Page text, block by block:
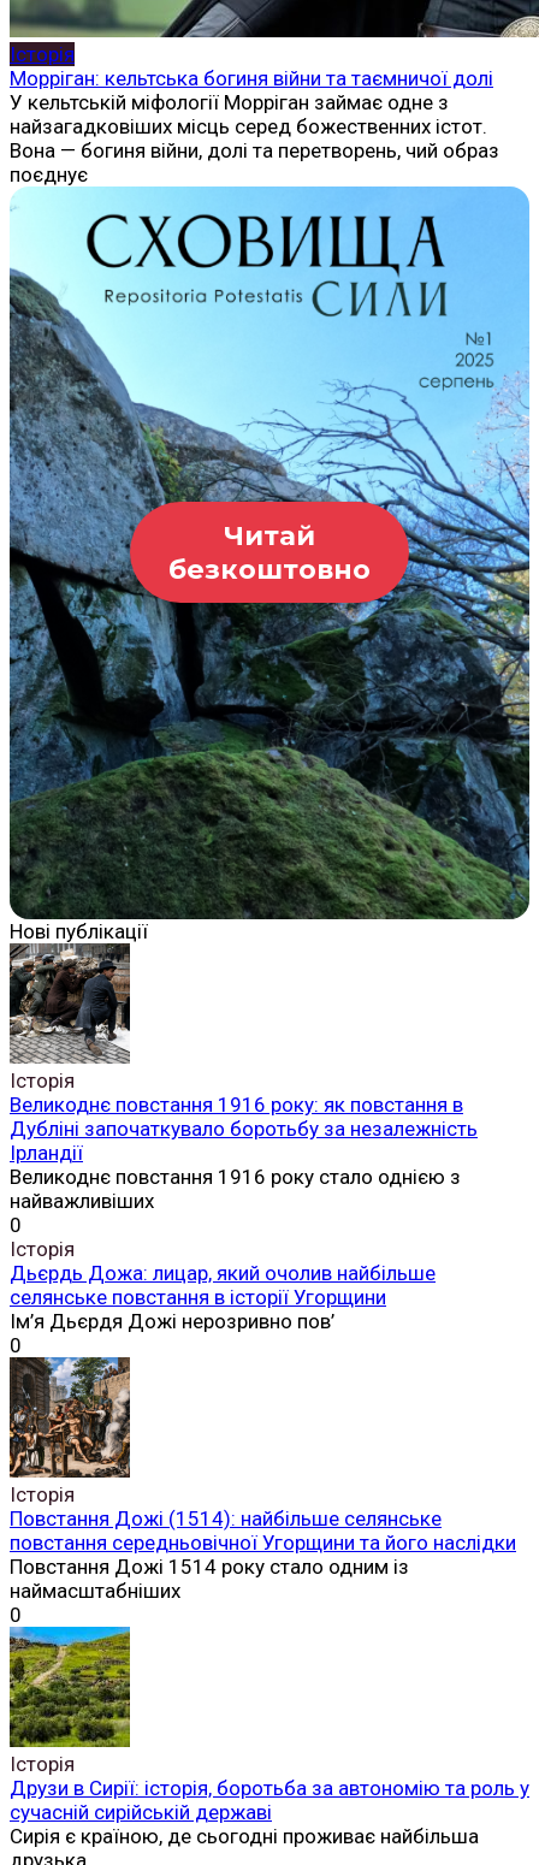
Історія
Морріган: кельтська богиня війни та таємничої долі
У кельтській міфології Морріган займає одне з
найзагадковіших місць серед божественних істот.
Вона — богиня війни, долі та перетворень, чий образ
поєднує
Читай
безкоштовно
Нові публікації
Історія
Великоднє повстання 1916 року: як повстання в
Дубліні започаткувало боротьбу за незалежність
Ірландії
Великоднє повстання 1916 року стало однією з
найважливіших
0
Історія
Дьєрдь Дожа: лицар, який очолив найбільше
селянське повстання в історії Угорщини
Ім’я Дьєрдя Дожі нерозривно пов’
0
Історія
Повстання Дожі (1514): найбільше селянське
повстання середньовічної Угорщини та його наслідки
Повстання Дожі 1514 року стало одним із
наймасштабніших
0
Історія
Друзи в Сирії: історія, боротьба за автономію та роль у
сучасній сирійській державі
Сирія є країною, де сьогодні проживає найбільша
друзька